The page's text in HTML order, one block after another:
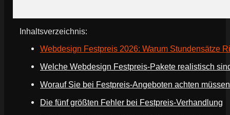
Inhaltsverzeichnis:
Webdesign Festpreis 2026: Warum Stundensätze
Welche Webdesign Festpreis-Pakete realistisch
Worauf Sie bei Festpreis-Angeboten achten müssen
Die fünf größten Fehler bei Festpreis-Verhandlung